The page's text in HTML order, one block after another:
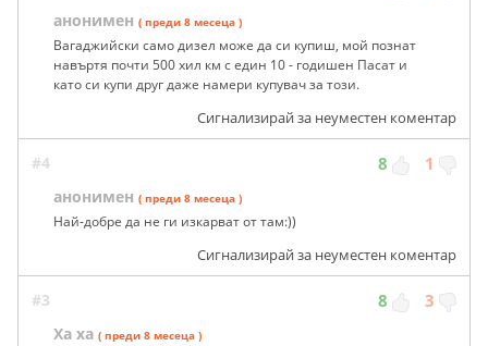
анонимен ( преди 8 месеца )
Вагаджийски само дизел може да си купиш, мой познат
навъртя почти 500 хил км с един 10 - годишен Пасат и
като си купи друг даже намери купувач за този.
Сигнализирай за неуместен коментар
#4 8 1
анонимен ( преди 8 месеца )
Най-добре да не ги изкарват от там:))
Сигнализирай за неуместен коментар
#3 8 3
Ха ха ( преди 8 месеца )